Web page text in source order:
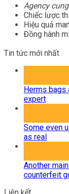
Agency
Chiếc lược
Hiệu quả
Đồng hành
Tin tức mới nhất
Herms bags
expert
Some even
as real
Another
counterfeit